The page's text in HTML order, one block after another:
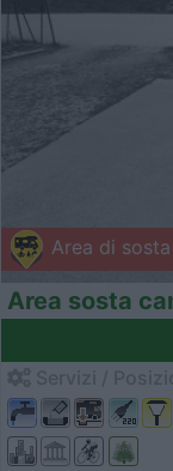
Area di
Area sosta